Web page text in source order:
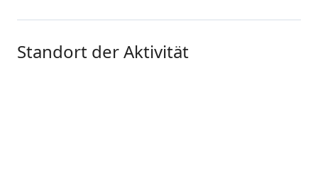
Standort der Aktivität